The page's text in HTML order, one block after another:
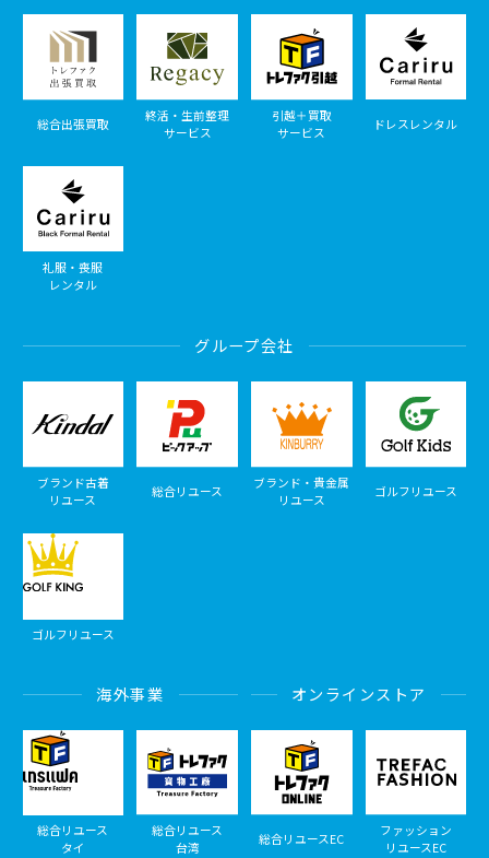
総合出張買取
終活・生前整理
サービス
引越＋買取
サービス
ドレスレンタル
礼服・喪服
レンタル
グループ会社
ブランド古着
リユース
総合リユース
ブランド・貴金属
リユース
ゴルフリユース
ゴルフリユース
海外事業
総合リユース
タイ
総合リユース
台湾
オンラインストア
総合リユースEC
ファッション
リユースEC